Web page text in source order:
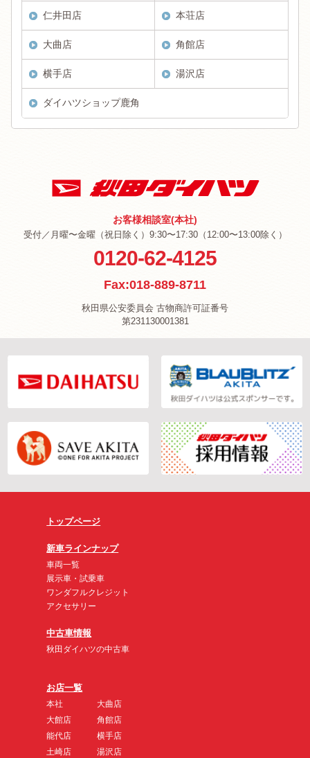
仁井田店 本荘店
大曲店 角館店
横手店 湯沢店
ダイハツショップ鹿角
お客様相談室(本社)
受付／月曜〜金曜（祝日除く）9:30〜17:30（12:00〜13:00除く）
0120-62-4125
Fax:018-889-8711
秋田県公安委員会 古物商許可証番号
第231130001381
トップページ
新車ラインナップ
車両一覧
展示車・試乗車
ワンダフルクレジット
アクセサリー
中古車情報
秋田ダイハツの中古車
お店一覧
本社
大館店
能代店
土崎店
大曲店
角館店
横手店
湯沢店